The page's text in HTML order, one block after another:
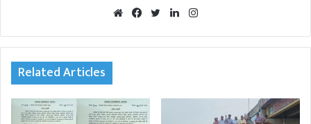
We
te
Fac
oo
Twi
r
Lin
In am
Related Articles